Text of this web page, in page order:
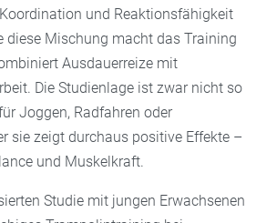
und Reaktionsfähigkeit
diese Mischung macht das Training
Ausdauerreize mit
Die Studienlage ist zwar nicht so
Joggen, Radfahren oder
sie zeigt durchaus positive Effekte –
und Muskelkraft.
Studie mit jungen Erwachsenen